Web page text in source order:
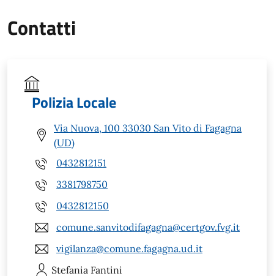
Contatti
Polizia Locale
Via Nuova, 100 33030 San Vito di Fagagna
(UD)
0432812151
3381798750
0432812150
comune.sanvitodifagagna@certgov.fvg.it
vigilanza@comune.fagagna.ud.it
Stefania Fantini